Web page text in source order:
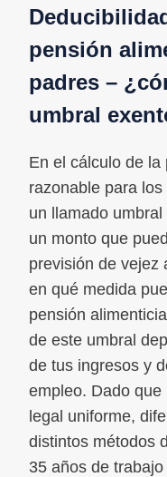
pensión
padres –
umbral
En el cálculo de la
razonable para
un llamado
un monto que
previsión de vejez
en qué medida
pensión
de este umbral
de tus ingresos y
empleo. Dado
legal uniforme,
distintos métodos
35 años de